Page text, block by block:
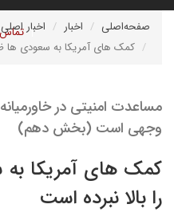
تماس صفحه‌اصلی اخبار
اخبار اصلی
کمک های آمریکا به سعودی ها
مساعدت امنیتی در
وجهی است (بخش دهم)
کمک های آمریکا
را بالا نبرده است